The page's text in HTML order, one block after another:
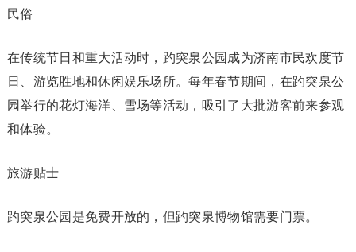
民俗
在传统节日和重大活动时，趵突泉公园成为济南市民欢度节
日、游览胜地和休闲娱乐场所。每年春节期间，在趵突泉公
园举行的花灯海洋、雪场等活动，吸引了大批游客前来参观
和体验。
旅游贴士
趵突泉公园是免费开放的，但趵突泉博物馆需要门票。